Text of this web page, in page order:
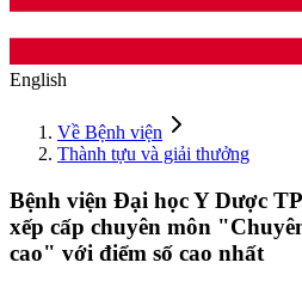
English
Về Bệnh viện
Thành tựu và giải thưởng
Bệnh viện Đại học Y Dược
xếp cấp chuyên môn
cao" với điểm số cao nhất